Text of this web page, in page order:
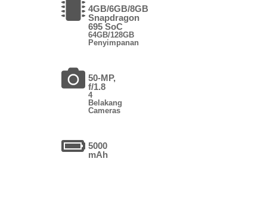
4GB/6GB/8GB
Snapdragon
695 SoC
64GB/128GB
Penyimpanan
50-MP,
f/1.8
4
Belakang
Cameras
5000
mAh